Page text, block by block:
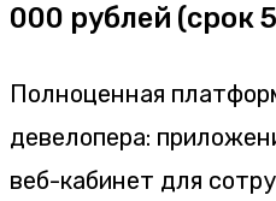
000 рублей (срок
Полноценная
девелопера:
веб-кабинет для